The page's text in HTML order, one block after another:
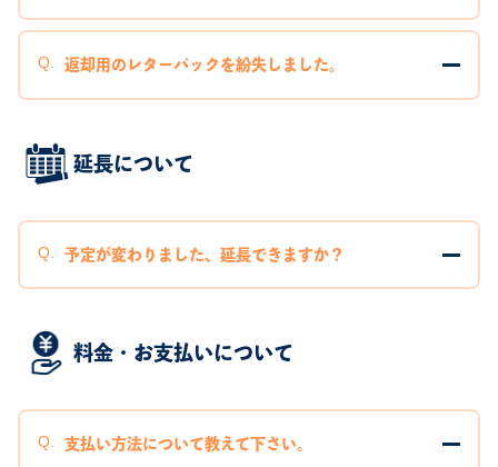
返却用のレターパックを紛失しました。
延長について
予定が変わりました、延長できますか？
料金・お支払いについて
支払い方法について教えて下さい。